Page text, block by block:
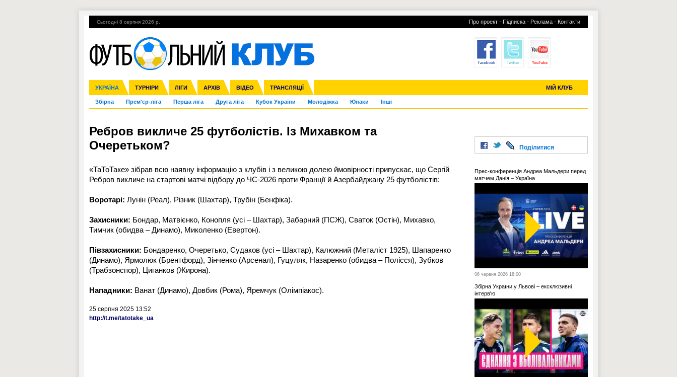
Сьогодні 8 серпня 2026 р. Про проект - Підписка - Реклама - Контакти
УКРАЇНА ТУРНІРИ ЛІГИ АРХІВ ВІДЕО ТРАНСЛЯЦІЇ МІЙ КЛУБ
Збірна Прем'єр-ліга Перша ліга Друга ліга Кубок України Молодіжка Юнаки Інші
Ліга чемпіонів Ліга Європи Міжнародні Ліга націй Ліга конференцій
Англія Іспанія Італія Німеччина Франція Інші
ЧС-2014 ЄВРО-2016 Росія Кубок конфедерацій ЧЄ-2015 (U-21)
Гарячі теми УПЛ, 2-й тур ВІЙНА УПЛ-ПЕРЕХОДИ УСІ ТРАНСФЕРИ
Ребров викличе 25 футболістів. Із Михавком та
Очеретьком?
«ТаТоТаке» зібрав всю наявну інформацію з клубів і з великою долею ймовірності припускає, що Сергій
Ребров викличе на стартові матчі відбору до ЧС-2026 проти Франції й Азербайджану 25 футболістів:
Воротарі: Лунін (Реал), Різник (Шахтар), Трубін (Бенфіка).
Захисники: Бондар, Матвієнко, Конопля (усі – Шахтар), Забарний (ПСЖ), Сваток (Остін), Михавко,
Тимчик (обидва – Динамо), Миколенко (Евертон).
Півзахисники: Бондаренко, Очеретько, Судаков (усі – Шахтар), Калюжний (Металіст 1925), Шапаренко
(Динамо), Ярмолюк (Брентфорд), Зінченко (Арсенал), Гуцуляк, Назаренко (обидва – Полісся), Зубков
(Трабзонспор), Циганков (Жирона).
Нападники: Ванат (Динамо), Довбик (Рома), Яремчук (Олімпіакос).
25 серпня 2025 13:52
http://t.me/tatotake_ua
Поділитися
Прес-конференція Андреа Мальдери перед
матчем Данія – Україна
06 червня 2026 18:00
Збірна України у Львові – ексклюзивні
інтерв'ю